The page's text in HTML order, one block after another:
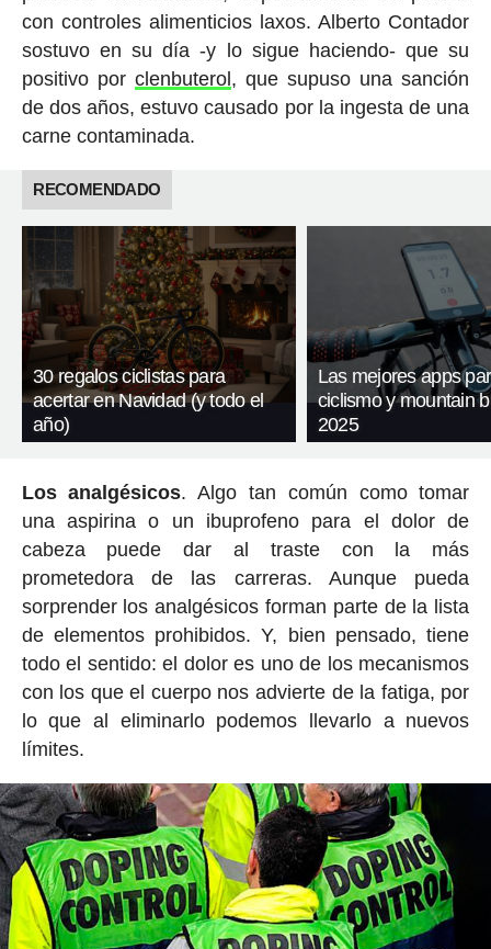
con controles alimenticios laxos. Alberto Contador
sostuvo en su día -y lo sigue haciendo- que su
positivo por clenbuterol, que supuso una sanción
de dos años, estuvo causado por la ingesta de una
carne contaminada.
RECOMENDADO
30 regalos ciclistas para
acertar en Navidad (y todo el
año)
Las mejores apps
ciclismo y mountain
2025
Los analgésicos. Algo tan común como tomar
una aspirina o un ibuprofeno para el dolor de
cabeza puede dar al traste con la más
prometedora de las carreras. Aunque pueda
sorprender los analgésicos forman parte de la lista
de elementos prohibidos. Y, bien pensado, tiene
todo el sentido: el dolor es uno de los mecanismos
con los que el cuerpo nos advierte de la fatiga, por
lo que al eliminarlo podemos llevarlo a nuevos
límites.